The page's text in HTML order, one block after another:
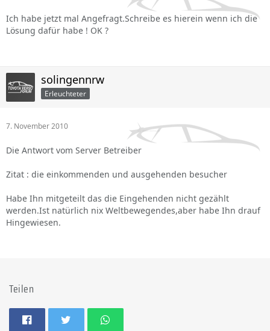
Ich habe jetzt mal Angefragt.Schreibe es hierein wenn ich die
Lösung dafür habe ! OK ?
solingennrw
Erleuchteter
7. November 2010
Die Antwort vom Server Betreiber
Zitat : die einkommenden und ausgehenden besucher
Habe Ihn mitgeteilt das die Eingehenden nicht gezählt
werden.Ist natürlich nix Weltbewegendes,aber habe Ihn drauf
Hingewiesen.
Teilen